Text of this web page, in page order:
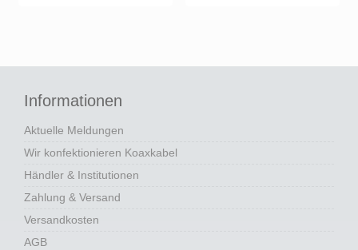
Informationen
Aktuelle Meldungen
Wir konfektionieren Koaxkabel
Händler & Institutionen
Zahlung & Versand
Versandkosten
AGB